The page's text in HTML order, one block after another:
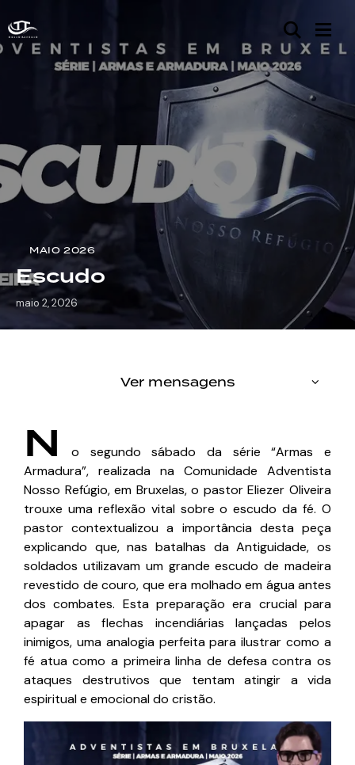
MAIO 2026
Escudo
maio 2, 2026
N
o segundo sábado da série “Armas e
Armadura”, realizada na Comunidade Adventista
Nosso Refúgio, em Bruxelas, o pastor Eliezer Oliveira
trouxe uma reflexão vital sobre o escudo da fé. O
pastor contextualizou a importância desta peça
explicando que, nas batalhas da Antiguidade, os
soldados utilizavam um grande escudo de madeira
revestido de couro, que era molhado em água antes
dos combates. Esta preparação era crucial para
apagar as flechas incendiárias lançadas pelos
inimigos, uma analogia perfeita para ilustrar como a
fé atua como a primeira linha de defesa contra os
ataques destrutivos que tentam atingir a vida
espiritual e emocional do cristão.
Ver mensagens